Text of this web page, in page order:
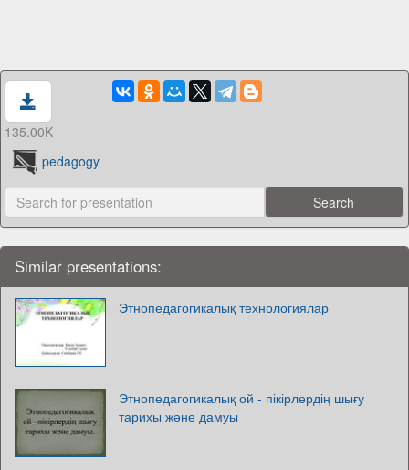
135.00K
pedagogy
Similar presentations:
Этнопедагогикалық технологиялар
Этнопедагогикалық ой - пікірлердің шығу
тарихы және дамуы